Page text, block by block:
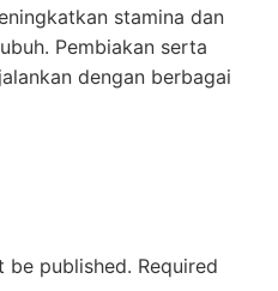
stamina dan
Pembiakan serta
dengan berbagai
be published. Required